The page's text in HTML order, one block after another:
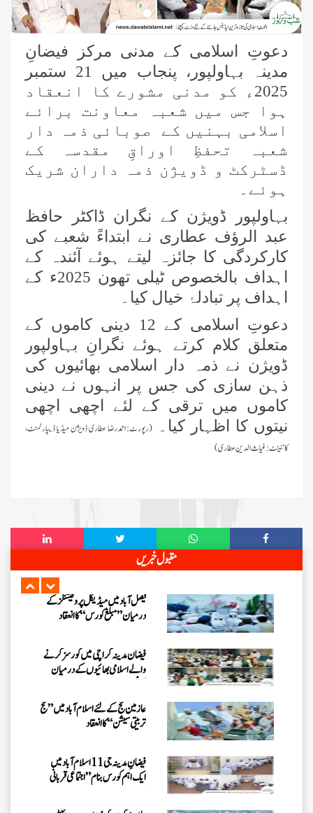
دعوتِ اسلامی کے مدنی مرکز فیضانِ
مدینہ بہاولپور، پنجاب میں 21 ستمبر
2025ء کو مدنی مشورے کا انعقاد
ہوا جس میں شعبہ معاونت برائے
اسلامی بہنیں کے صوبائی ذمہ دار
شعبہ تحفظِ اوراقِ مقدسہ کے
ڈسٹرکٹ و ڈویژن ذمہ داران شریک
ہوئے۔
بہاولپور ڈویژن کے نگران ڈاکٹر حافظ
عبد الرؤف عطاری نے ابتداءً شعبے کی
کارکردگی کا جائزہ لیتے ہوئے آئندہ کے
اہداف بالخصوص ٹیلی تھون 2025ء کے
اہداف پر تبادلۂ خیال کیا۔
دعوتِ اسلامی کے 12 دینی کاموں کے
متعلق کلام کرتے ہوئے نگرانِ بہاولپور
ڈویژن نے ذمہ دار اسلامی بھائیوں کی
ذہن سازی کی جس پر انہوں نے دینی
کاموں میں ترقی کے لئے اچھی اچھی
نیتوں کا اظہار کیا۔
(رپورٹ:احمدرضا عطاری ڈویژن میڈیا ڈیپارٹمنٹ،
کانٹینٹ:غیاث الدین عطاری)
مقبول خبریں
علمائے کرام کی فیضانِ مدینہ، جہلم،
پنجاب تشریف آوری
فیضانِ مدینہ کراچی میں دعوتِ اسلامی
کے تحت ”واک ان جاب انٹرویوز“ کا
انعقاد
فیصل آباد میں تاجروں کے درمیان
”فیضان نماز کورس“ کا انعقاد
فیصل آباد میں میٹروپولیٹن نگران و
ذمہ داران کا مدنی مشورہ
عازمینِ حج کے لیے فیضانِ مدینہ کراچی
یوسی سکندر سنگھ والا، فیصل آباد کے
اسلامی بھائیوں کا مدنی مشورہ
فیصل آباد میں میڈیکل پروفیشنلز کے
درمیان ”مبلغ کورس“ کا انعقاد
فیضان مدینہ کراچی میں کورسز کرنے
والے اسلامی بھائیوں کے درمیان
عازمین حج کے لئے اسلام آباد میں ”حج
تربیتی سیشن“ کا انعقاد
فیضانِ مدینہ جی 11 اسلام آباد میں
ایک اہم کورس بنام ” اجتماعی قربانی